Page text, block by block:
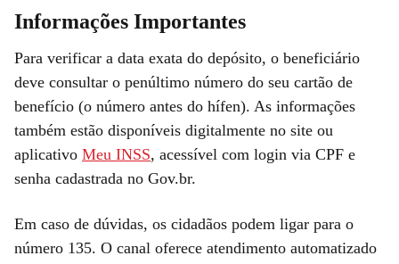
Informações Importantes
Para verificar a data exata do depósito, o beneficiário
deve consultar o penúltimo número do seu cartão de
benefício (o número antes do hífen). As informações
também estão disponíveis digitalmente no site ou
aplicativo Meu INSS, acessível com login via CPF e
senha cadastrada no Gov.br.
Em caso de dúvidas, os cidadãos podem ligar para o
número 135. O canal oferece atendimento automatizado